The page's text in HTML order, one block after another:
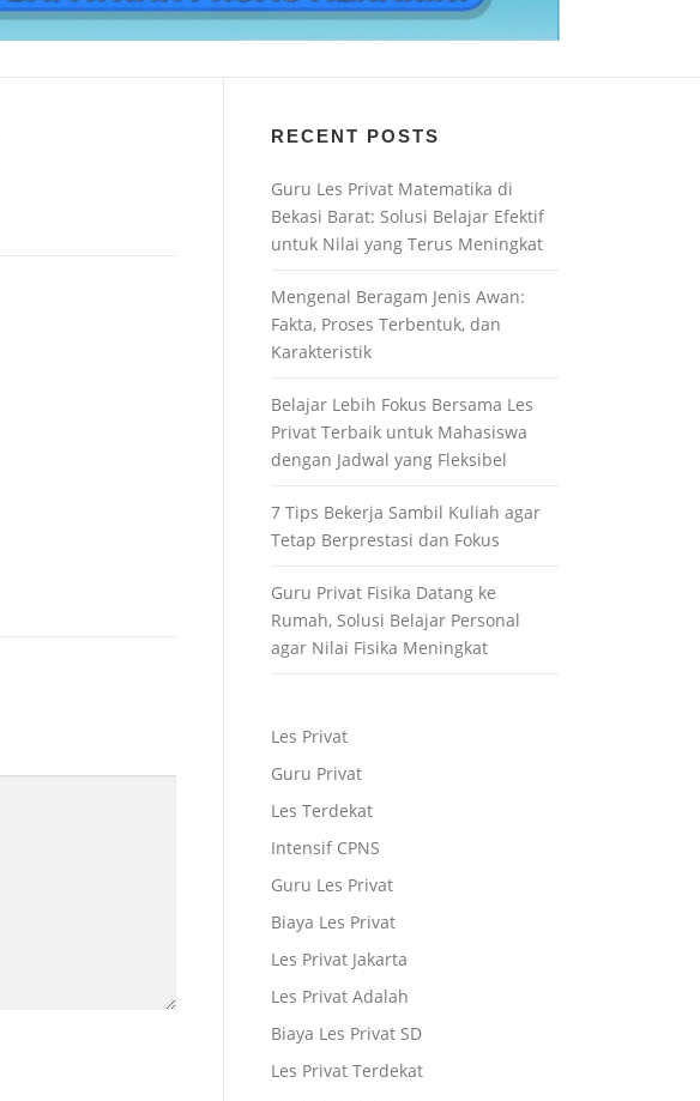
RECENT POSTS
Guru Les Privat Matematika di
Bekasi Barat: Solusi Belajar Efektif
untuk Nilai yang Terus Meningkat
Mengenal Beragam Jenis Awan:
Fakta, Proses Terbentuk, dan
Karakteristik
Belajar Lebih Fokus Bersama Les
Privat Terbaik untuk Mahasiswa
dengan Jadwal yang Fleksibel
7 Tips Bekerja Sambil Kuliah agar
Tetap Berprestasi dan Fokus
Guru Privat Fisika Datang ke
Rumah, Solusi Belajar Personal
agar Nilai Fisika Meningkat
Les Privat
Guru Privat
Les Terdekat
Intensif CPNS
Guru Les Privat
Biaya Les Privat
Les Privat Jakarta
Les Privat Adalah
Biaya Les Privat SD
Les Privat Terdekat